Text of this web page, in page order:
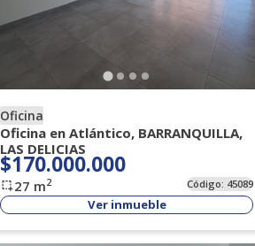
Oficina
Oficina en Atlántico, BARRANQUILLA,
LAS DELICIAS
$170.000.000
27 m2 Código: 45089
Ver inmueble